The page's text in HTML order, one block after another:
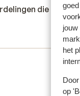
het
op
die hun
31